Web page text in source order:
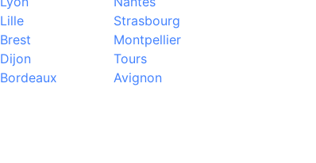
Lille
Brest
Dijon
Bordeaux
Strasbourg
Montpellier
Tours
Avignon